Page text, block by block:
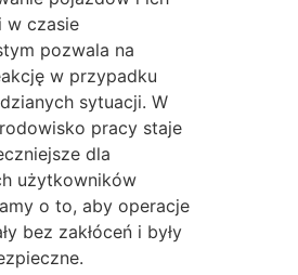
w czasie
pozwala na
w przypadku
sytuacji. W
pracy staje
dla
użytkowników
o to, aby operacje
bez zakłóceń i były